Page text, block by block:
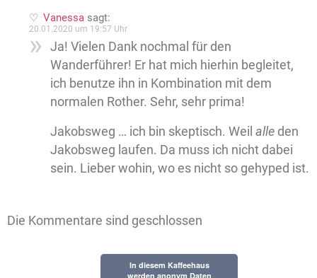
Vanessa sagt:
20.01.2020 um 19:57 Uhr
Ja! Vielen Dank nochmal für den
Wanderführer! Er hat mich hierhin begleitet,
ich benutze ihn in Kombination mit dem
normalen Rother. Sehr, sehr prima!
Jakobsweg … ich bin skeptisch. Weil alle den
Jakobsweg laufen. Da muss ich nicht dabei
sein. Lieber wohin, wo es nicht so gehyped ist.
Die Kommentare sind geschlossen
In diesem Kaffeehaus
werden anonym Daten